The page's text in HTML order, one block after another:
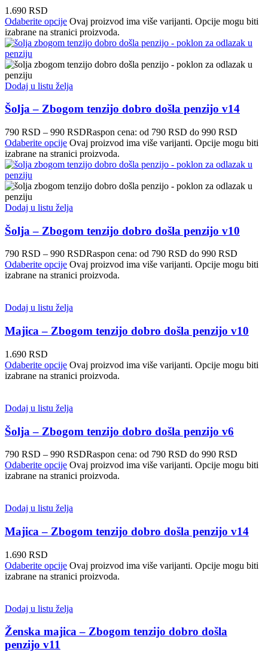
1.690 RSD
Odaberite opcije Ovaj proizvod ima više varijanti. Opcije mogu biti
izabrane na stranici proizvoda.
Dodaj u listu želja
Šolja – Zbogom tenzijo dobro došla penzijo v14
790 RSD – 990 RSDRaspon cena: od 790 RSD do 990 RSD
Odaberite opcije Ovaj proizvod ima više varijanti. Opcije mogu biti
izabrane na stranici proizvoda.
Dodaj u listu želja
Šolja – Zbogom tenzijo dobro došla penzijo v10
790 RSD – 990 RSDRaspon cena: od 790 RSD do 990 RSD
Odaberite opcije Ovaj proizvod ima više varijanti. Opcije mogu biti
izabrane na stranici proizvoda.
Dodaj u listu želja
Majica – Zbogom tenzijo dobro došla penzijo v10
1.690 RSD
Odaberite opcije Ovaj proizvod ima više varijanti. Opcije mogu biti
izabrane na stranici proizvoda.
Dodaj u listu želja
Šolja – Zbogom tenzijo dobro došla penzijo v6
790 RSD – 990 RSDRaspon cena: od 790 RSD do 990 RSD
Odaberite opcije Ovaj proizvod ima više varijanti. Opcije mogu biti
izabrane na stranici proizvoda.
Dodaj u listu želja
Majica – Zbogom tenzijo dobro došla penzijo v14
1.690 RSD
Odaberite opcije Ovaj proizvod ima više varijanti. Opcije mogu biti
izabrane na stranici proizvoda.
Dodaj u listu želja
Ženska majica – Zbogom tenzijo dobro došla
penzijo v11